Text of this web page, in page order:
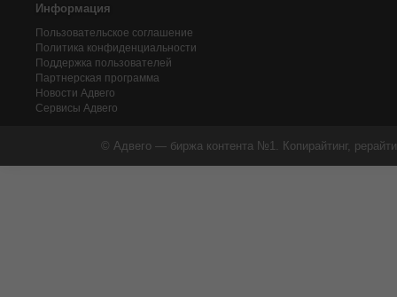
Информация
Пользовательское соглашение
Политика конфиденциальности
Поддержка пользователей
Партнерская программа
Новости Адвего
Сервисы Адвего
© Адвего — биржа контента №1. Копирайтинг,